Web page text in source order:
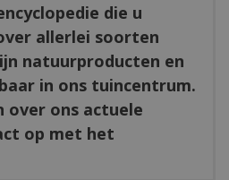
die u
allerlei soorten
natuurproducten en
in ons tuincentrum.
over ons actuele
op met het